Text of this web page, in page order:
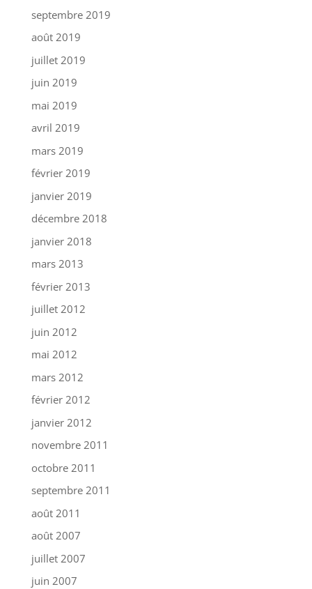
septembre 2019
août 2019
juillet 2019
juin 2019
mai 2019
avril 2019
mars 2019
février 2019
janvier 2019
décembre 2018
janvier 2018
mars 2013
février 2013
juillet 2012
juin 2012
mai 2012
mars 2012
février 2012
janvier 2012
novembre 2011
octobre 2011
septembre 2011
août 2011
août 2007
juillet 2007
juin 2007